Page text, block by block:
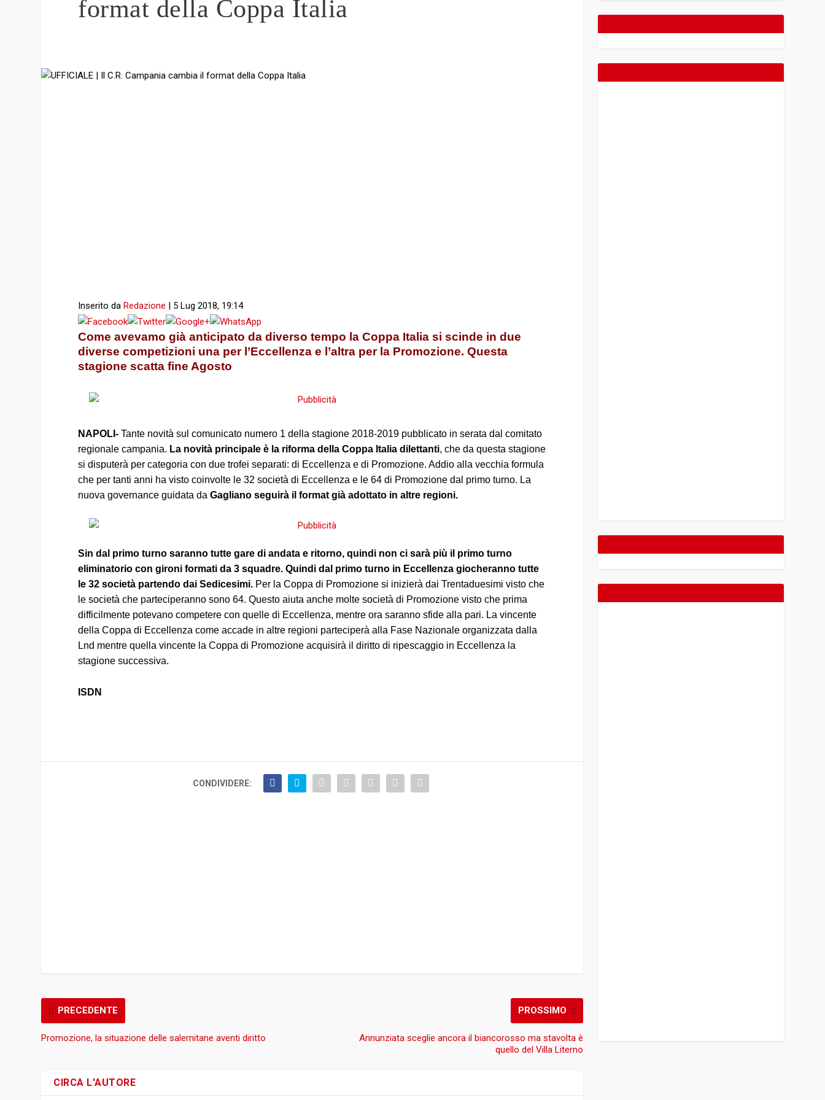
format della Coppa Italia
Inserito daRedazione | 5 Lug 2018, 19:14
Come avevamo già anticipato da diverso tempo la Coppa Italia si scinde in due
diverse competizioni una per l’Eccellenza e l’altra per la Promozione. Questa
stagione scatta fine Agosto
NAPOLI-Tante novità sul comunicato numero 1 della stagione 2018-2019 pubblicato in serata dal comitato
regionale campania. La novità principale è la riforma della Coppa Italia dilettanti, che da questa stagione
si disputerà per categoria con due trofei separati: di Eccellenza e di Promozione. Addio alla vecchia formula
che per tanti anni ha visto coinvolte le 32 società di Eccellenza e le 64 di Promozione dal primo turno. La
nuova governance guidata daGagliano seguirà il format già adottato in altre regioni.
Sin dal primo turno saranno tutte gare di andata e ritorno, quindi non ci sarà più il primo turno
eliminatorio con gironi formati da 3 squadre. Quindi dal primo turno in Eccellenza giocheranno tutte
le 32 società partendo dai Sedicesimi. Per la Coppa di Promozione si inizierà dai Trentaduesimi visto che
le società che parteciperanno sono 64. Questo aiuta anche molte società di Promozione visto che prima
difficilmente potevano competere con quelle di Eccellenza, mentre ora saranno sfide alla pari. La vincente
della Coppa di Eccellenza come accade in altre regioni parteciperà alla Fase Nazionale organizzata dalla
Lnd mentre quella vincente la Coppa di Promozione acquisirà il diritto di ripescaggio in Eccellenza la
stagione successiva.
ISDN
CONDIVIDERE:
PRECEDENTE
Promozione, la situazione delle salernitane aventi diritto
PROSSIMO
Annunziata sceglie ancora il biancorosso ma stavolta è
quello del Villa Literno
CIRCA L'AUTORE